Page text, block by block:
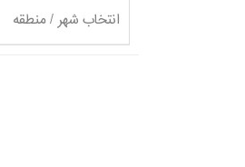
انتخاب شهر / منطقه